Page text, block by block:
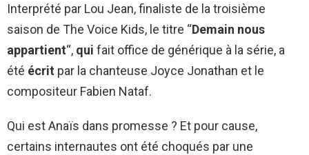
Interprété par Lou Jean, finaliste de la troisième
saison de The Voice Kids, le titre “Demain nous
appartient“, qui fait office de générique à la série, a
été écrit par la chanteuse Joyce Jonathan et le
compositeur Fabien Nataf.
Qui est Anaïs dans promesse ? Et pour cause,
certains internautes ont été choqués par une